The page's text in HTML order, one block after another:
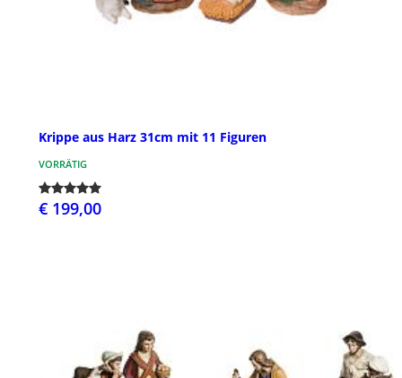
Krippe aus Harz 31cm mit 11 Figuren
VORRÄTIG
€ 199,00